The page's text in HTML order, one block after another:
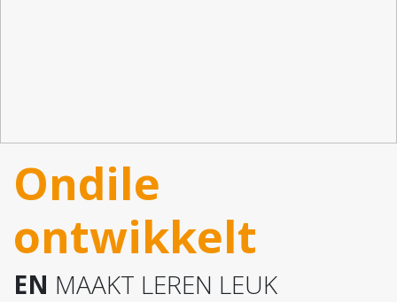
Ondile
ontwikkelt
EN MAAKT LEREN LEUK